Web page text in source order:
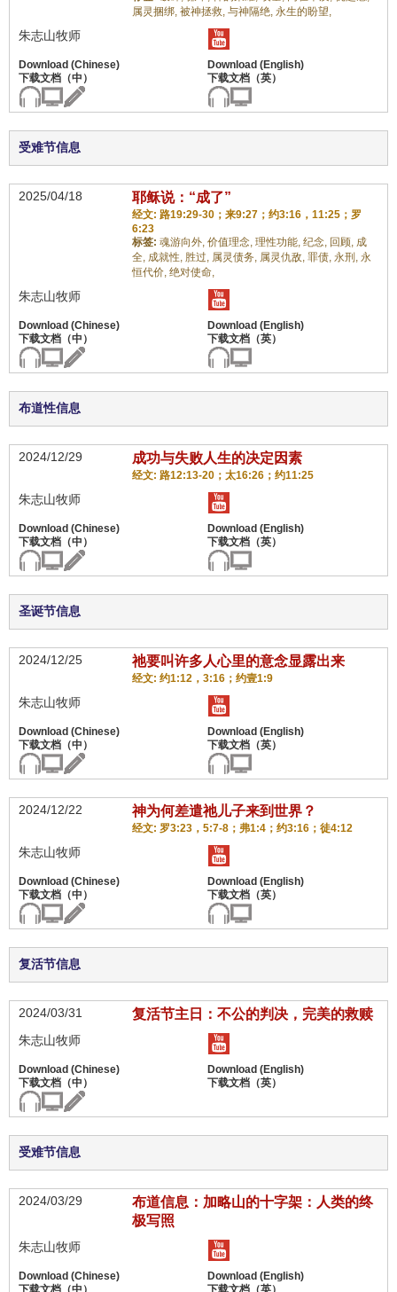
属灵捆绑, 被神拯救, 与神隔绝, 永生的盼望,
朱志山牧师
受难节信息
2025/04/18 耶稣说：“成了”
经文: 路19:29-30；来9:27；约3:16，11:25；罗
6:23
标签: 魂游向外, 价值理念, 理性功能, 纪念, 回顾, 成
全, 成就性, 胜过, 属灵债务, 属灵仇敌, 罪债, 永刑, 永
恒代价, 绝对使命,
朱志山牧师
布道性信息
2024/12/29 成功与失败人生的决定因素
经文: 路12:13-20；太16:26；约11:25
朱志山牧师
圣诞节信息
2024/12/25 祂要叫许多人心里的意念显露出来
经文: 约1:12，3:16；约壹1:9
朱志山牧师
2024/12/22 神为何差遣祂儿子来到世界？
经文: 罗3:23，5:7-8；弗1:4；约3:16；徒4:12
朱志山牧师
复活节信息
2024/03/31 复活节主日：不公的判决，完美的救赎
朱志山牧师
受难节信息
2024/03/29
布道信息：加略山的十字架：人类的终
极写照
朱志山牧师